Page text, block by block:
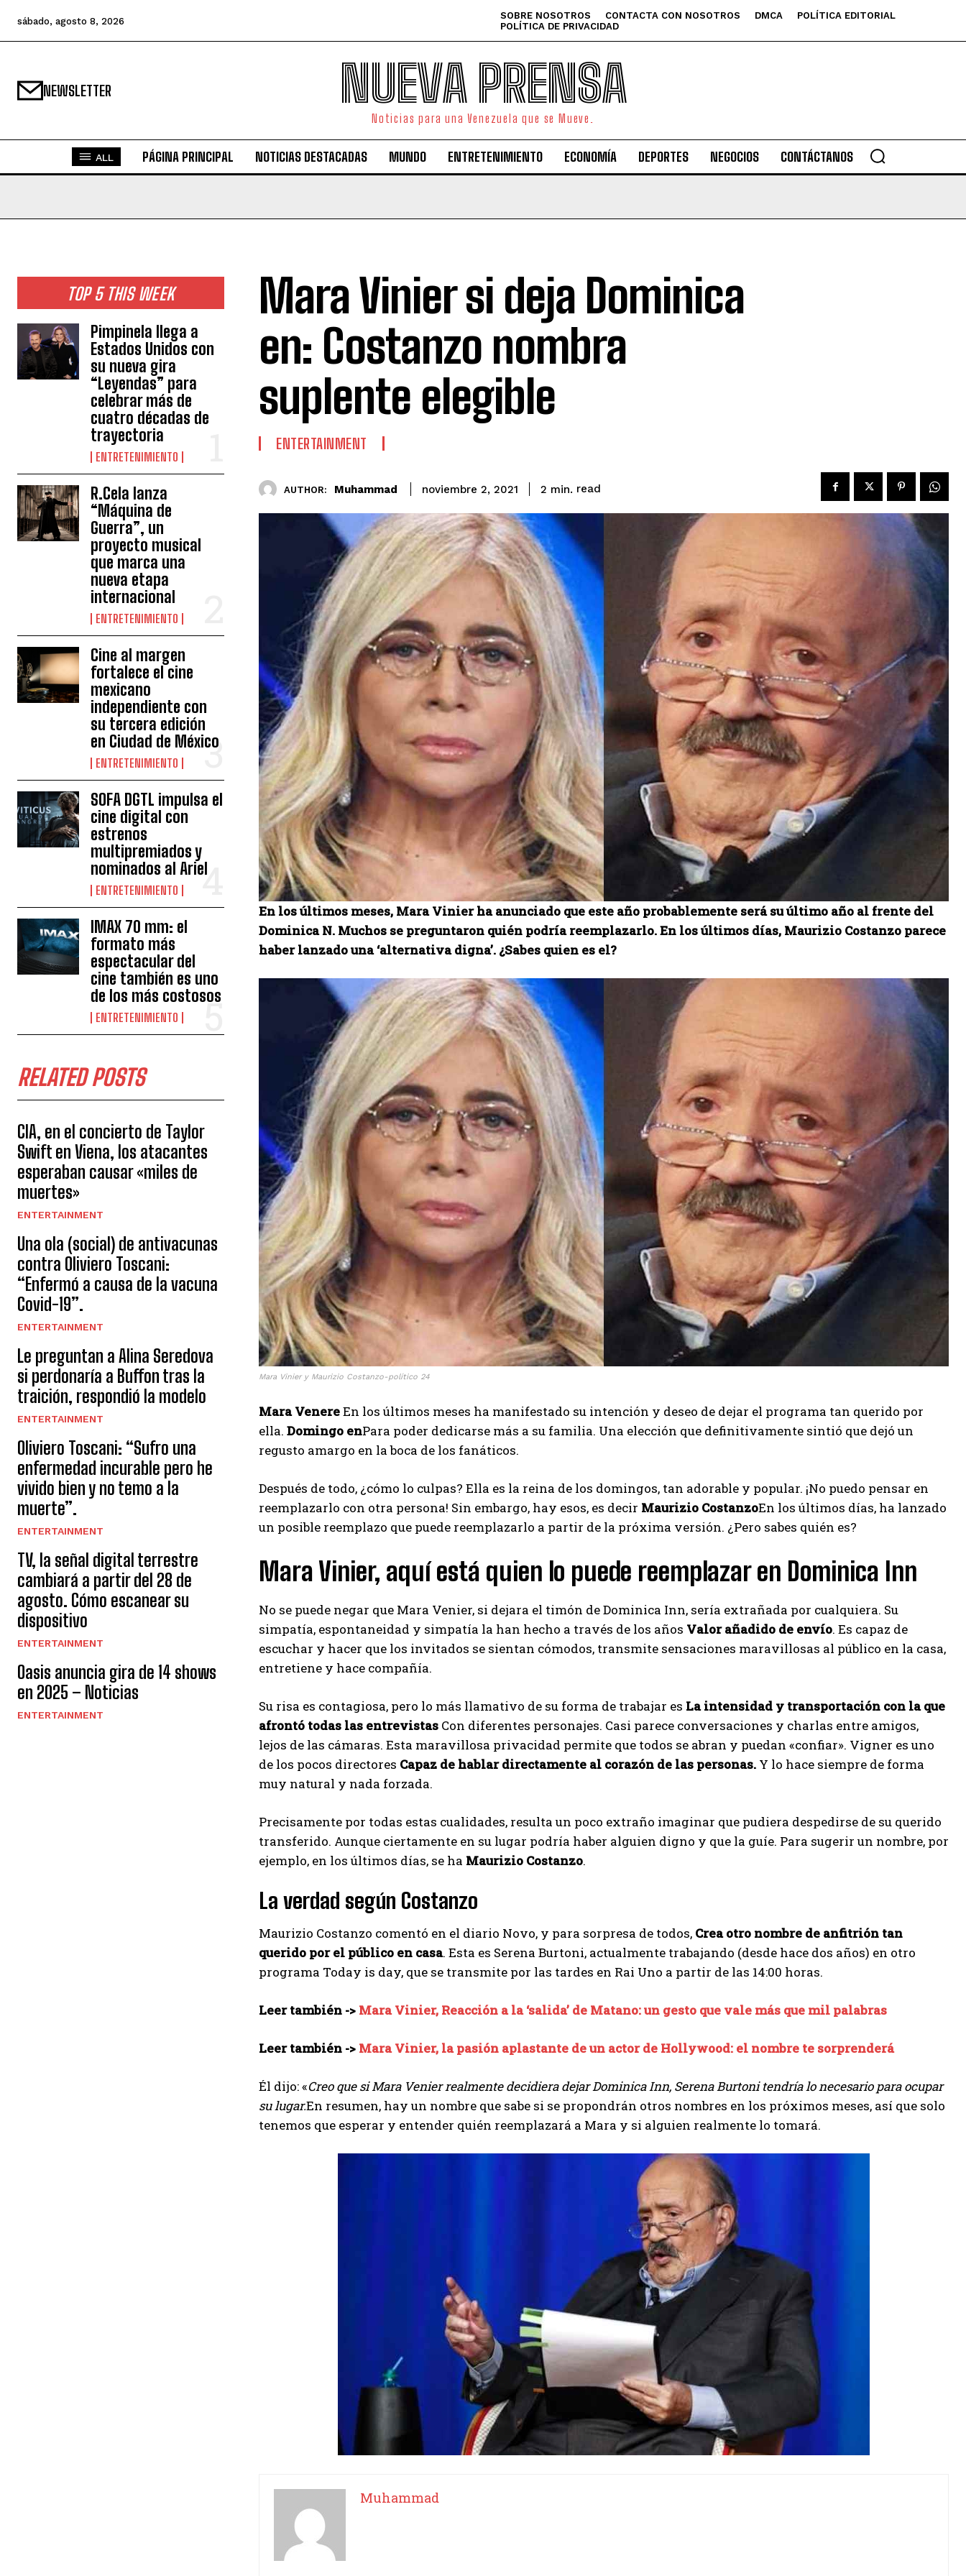
I WANT IN
I've read and accept the Privacy Policy.
Muhammad
sábado, agosto 8, 2026 SOBRE NOSOTROS CONTACTA CON NOSOTROS DMCA
POLÍTICA EDITORIAL
POLÍTICA DE PRIVACIDAD
NEWSLETTER NUEVA PRENSA
Noticias para una Venezuela que se Mueve.
ALL PÁGINA PRINCIPAL NOTICIAS DESTACADAS MUNDO ENTRETENIMIENTO ECONOMÍA DEPORTES NEGOCIOS CONTÁCTANOS
TOP 5 THIS WEEK
Pimpinela llega a
Estados Unidos con
su nueva gira
“Leyendas” para
celebrar más de
cuatro décadas de
trayectoria
ENTRETENIMIENTO
R.Cela lanza
“Máquina de
Guerra”, un
proyecto musical
que marca una
nueva etapa
internacional
ENTRETENIMIENTO
Cine al margen
fortalece el cine
mexicano
independiente con
su tercera edición
en Ciudad de México
ENTRETENIMIENTO
SOFA DGTL impulsa el
cine digital con
estrenos
multipremiados y
nominados al Ariel
ENTRETENIMIENTO
IMAX 70 mm: el
formato más
espectacular del
cine también es uno
de los más costosos
ENTRETENIMIENTO
RELATED POSTS
CIA, en el concierto de Taylor
Swift en Viena, los atacantes
esperaban causar «miles de
muertes»
ENTERTAINMENT
Una ola (social) de antivacunas
contra Oliviero Toscani:
“Enfermó a causa de la vacuna
Covid-19”.
ENTERTAINMENT
Le preguntan a Alina Seredova
si perdonaría a Buffon tras la
traición, respondió la modelo
ENTERTAINMENT
Oliviero Toscani: “Sufro una
enfermedad incurable pero he
vivido bien y no temo a la
muerte”.
ENTERTAINMENT
TV, la señal digital terrestre
cambiará a partir del 28 de
agosto. Cómo escanear su
dispositivo
ENTERTAINMENT
Oasis anuncia gira de 14 shows
en 2025 – Noticias
ENTERTAINMENT
Mara Vinier si deja Dominica
en: Costanzo nombra
suplente elegible
ENTERTAINMENT
AUTHOR: Muhammad noviembre 2, 2021 2 min. read
En los últimos meses, Mara Vinier ha anunciado que este año probablemente será su último año al frente del
Dominica N. Muchos se preguntaron quién podría reemplazarlo. En los últimos días, Maurizio Costanzo parece
haber lanzado una ‘alternativa digna’. ¿Sabes quien es el?
Mara Vinier y Maurizio Costanzo-político 24
Mara VenereEn los últimos meses ha manifestado su intención y deseo de dejar el programa tan querido por
ella. Domingo enPara poder dedicarse más a su familia. Una elección que definitivamente sintió que dejó un
regusto amargo en la boca de los fanáticos.
Después de todo, ¿cómo lo culpas? Ella es la reina de los domingos, tan adorable y popular. ¡No puedo pensar en
reemplazarlo con otra persona! Sin embargo, hay esos, es decir Maurizio CostanzoEn los últimos días, ha lanzado
un posible reemplazo que puede reemplazarlo a partir de la próxima versión. ¿Pero sabes quién es?
Mara Vinier, aquí está quien lo puede reemplazar en Dominica Inn
No se puede negar que Mara Venier, si dejara el timón de Dominica Inn, sería extrañada por cualquiera. Su
simpatía, espontaneidad y simpatía la han hecho a través de los años Valor añadido de envío. Es capaz de
escuchar y hacer que los invitados se sientan cómodos, transmite sensaciones maravillosas al público en la casa,
entretiene y hace compañía.
Su risa es contagiosa, pero lo más llamativo de su forma de trabajar es La intensidad y transportación con la que
afrontó todas las entrevistas Con diferentes personajes. Casi parece conversaciones y charlas entre amigos,
lejos de las cámaras. Esta maravillosa privacidad permite que todos se abran y puedan «confiar». Vigner es uno
de los pocos directores Capaz de hablar directamente al corazón de las personas. Y lo hace siempre de forma
muy natural y nada forzada.
Precisamente por todas estas cualidades, resulta un poco extraño imaginar que pudiera despedirse de su querido
transferido. Aunque ciertamente en su lugar podría haber alguien digno y que la guíe. Para sugerir un nombre, por
ejemplo, en los últimos días, se ha Maurizio Costanzo.
La verdad según Costanzo
Maurizio Costanzo comentó en el diario Novo, y para sorpresa de todos, Crea otro nombre de anfitrión tan
querido por el público en casa. Esta es Serena Burtoni, actualmente trabajando (desde hace dos años) en otro
programa Today is day, que se transmite por las tardes en Rai Uno a partir de las 14:00 horas.
Leer también -> Mara Vinier, Reacción a la ‘salida’ de Matano: un gesto que vale más que mil palabras
Leer también -> Mara Vinier, la pasión aplastante de un actor de Hollywood: el nombre te sorprenderá
Él dijo: «Creo que si Mara Venier realmente decidiera dejar Dominica Inn, Serena Burtoni tendría lo necesario para ocupar
su lugar.En resumen, hay un nombre que sabe si se propondrán otros nombres en los próximos meses, así que solo
tenemos que esperar y entender quién reemplazará a Mara y si alguien realmente lo tomará.
Muhammad